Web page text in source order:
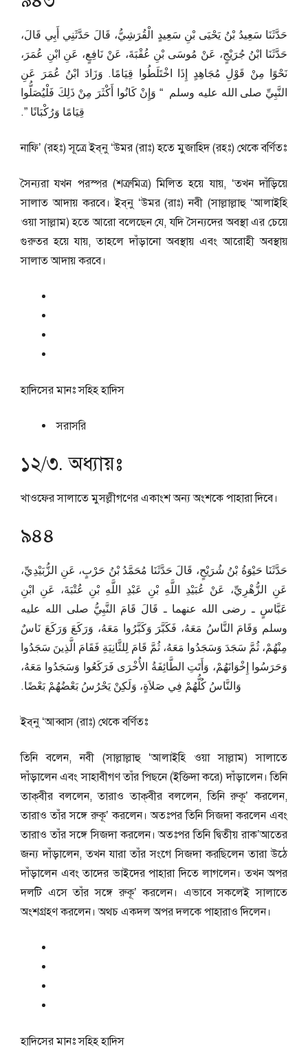
حَدَّثَنَا سَعِيدُ بْنُ يَحْيَى بْنِ سَعِيدٍ الْقُرَشِيُّ، قَالَ حَدَّثَنِي أَبِي قَالَ،
حَدَّثَنَا ابْنُ جُرَيْجٍ، عَنْ مُوسَى بْنِ عُقْبَةَ، عَنْ نَافِعٍ، عَنِ ابْنِ عُمَرَ،
نَحْوًا مِنْ قَوْلِ مُجَاهِدٍ إِذَا اخْتَلَطُوا قِيَامًا‏.‏ وَزَادَ ابْنُ عُمَرَ عَنِ
النَّبِيِّ صلى الله عليه وسلم ‏ “‏ وَإِنْ كَانُوا أَكْثَرَ مِنْ ذَلِكَ فَلْيُصَلُّوا
قِيَامًا وَرُكْبَانًا ‏”‏‏.‏
নাফি’ (রহঃ) সূত্রে ইব্‌নু ‘উমর (রাঃ) হতে মুজাহিদ (রহঃ) থেকে বর্ণিতঃ
সৈন্যরা যখন পরস্পর (শত্রুমিত্র) মিলিত হয়ে যায়, ‘তখন দাঁড়িয়ে
সালাত আদায় করবে। ইব্‌নু ‘উমর (রাঃ) নবী (সাল্লাল্লাহু ‘আলাইহি
ওয়া সাল্লাম) হতে আরো বলেছেন যে, যদি সৈন্যদের অবস্থা এর চেয়ে
গুরুতর হয়ে যায়, তাহলে দাঁড়ানো অবস্থায় এবং আরোহী অবস্থায়
সালাত আদায় করবে।
হাদিসের মানঃসহিহ হাদিস
সরাসরি
১২/৩. অধ্যায়ঃ
খাওফের সালাতে মুসল্লীগণের একাংশ অন্য অংশকে পাহারা দিবে।
৯৪৪
حَدَّثَنَا حَيْوَةُ بْنُ شُرَيْحٍ، قَالَ حَدَّثَنَا مُحَمَّدُ بْنُ حَرْبٍ، عَنِ الزُّبَيْدِيِّ،
عَنِ الزُّهْرِيِّ، عَنْ عُبَيْدِ اللَّهِ بْنِ عَبْدِ اللَّهِ بْنِ عُتْبَةَ، عَنِ ابْنِ
عَبَّاسٍ ـ رضى الله عنهما ـ قَالَ قَامَ النَّبِيُّ صلى الله عليه
وسلم وَقَامَ النَّاسُ مَعَهُ، فَكَبَّرَ وَكَبَّرُوا مَعَهُ، وَرَكَعَ وَرَكَعَ نَاسٌ
مِنْهُمْ، ثُمَّ سَجَدَ وَسَجَدُوا مَعَهُ، ثُمَّ قَامَ لِلثَّانِيَةِ فَقَامَ الَّذِينَ سَجَدُوا
وَحَرَسُوا إِخْوَانَهُمْ، وَأَتَتِ الطَّائِفَةُ الأُخْرَى فَرَكَعُوا وَسَجَدُوا مَعَهُ،
وَالنَّاسُ كُلُّهُمْ فِي صَلاَةٍ، وَلَكِنْ يَحْرُسُ بَعْضُهُمْ بَعْضًا‏.‏
ইব্‌নু ‘আব্বাস (রাঃ) থেকে বর্ণিতঃ
তিনি বলেন, নবী (সাল্লাল্লাহু ‘আলাইহি ওয়া সাল্লাম) সালাতে
দাঁড়ালেন এবং সাহাবীগণ তাঁর পিছনে (ইক্তিদা করে) দাঁড়ালেন। তিনি
তাক্‌বীর বললেন, তারাও তাক্‌বীর বললেন, তিনি রুকূ’ করলেন,
তারাও তাঁর সঙ্গে রুকূ’ করলেন। অতঃপর তিনি সিজদা করলেন এবং
তারাও তাঁর সঙ্গে সিজদা করলেন। অতঃপর তিনি দ্বিতীয় রাক’আতের
জন্য দাঁড়ালেন, তখন যারা তাঁর সংগে সিজদা করছিলেন তারা উঠে
দাঁড়ালেন এবং তাদের ভাইদের পাহারা দিতে লাগলেন। তখন অপর
দলটি এসে তাঁর সঙ্গে রুকূ’ করলেন। এভাবে সকলেই সালাতে
অংশগ্রহণ করলেন। অথচ একদল অপর দলকে পাহারাও দিলেন।
হাদিসের মানঃসহিহ হাদিস